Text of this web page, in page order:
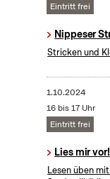
Eintritt frei
Nippeser
Stricken und
1.10.2024
16 bis 17 Uhr
Eintritt frei
Lies mir vor!
Lesen üben